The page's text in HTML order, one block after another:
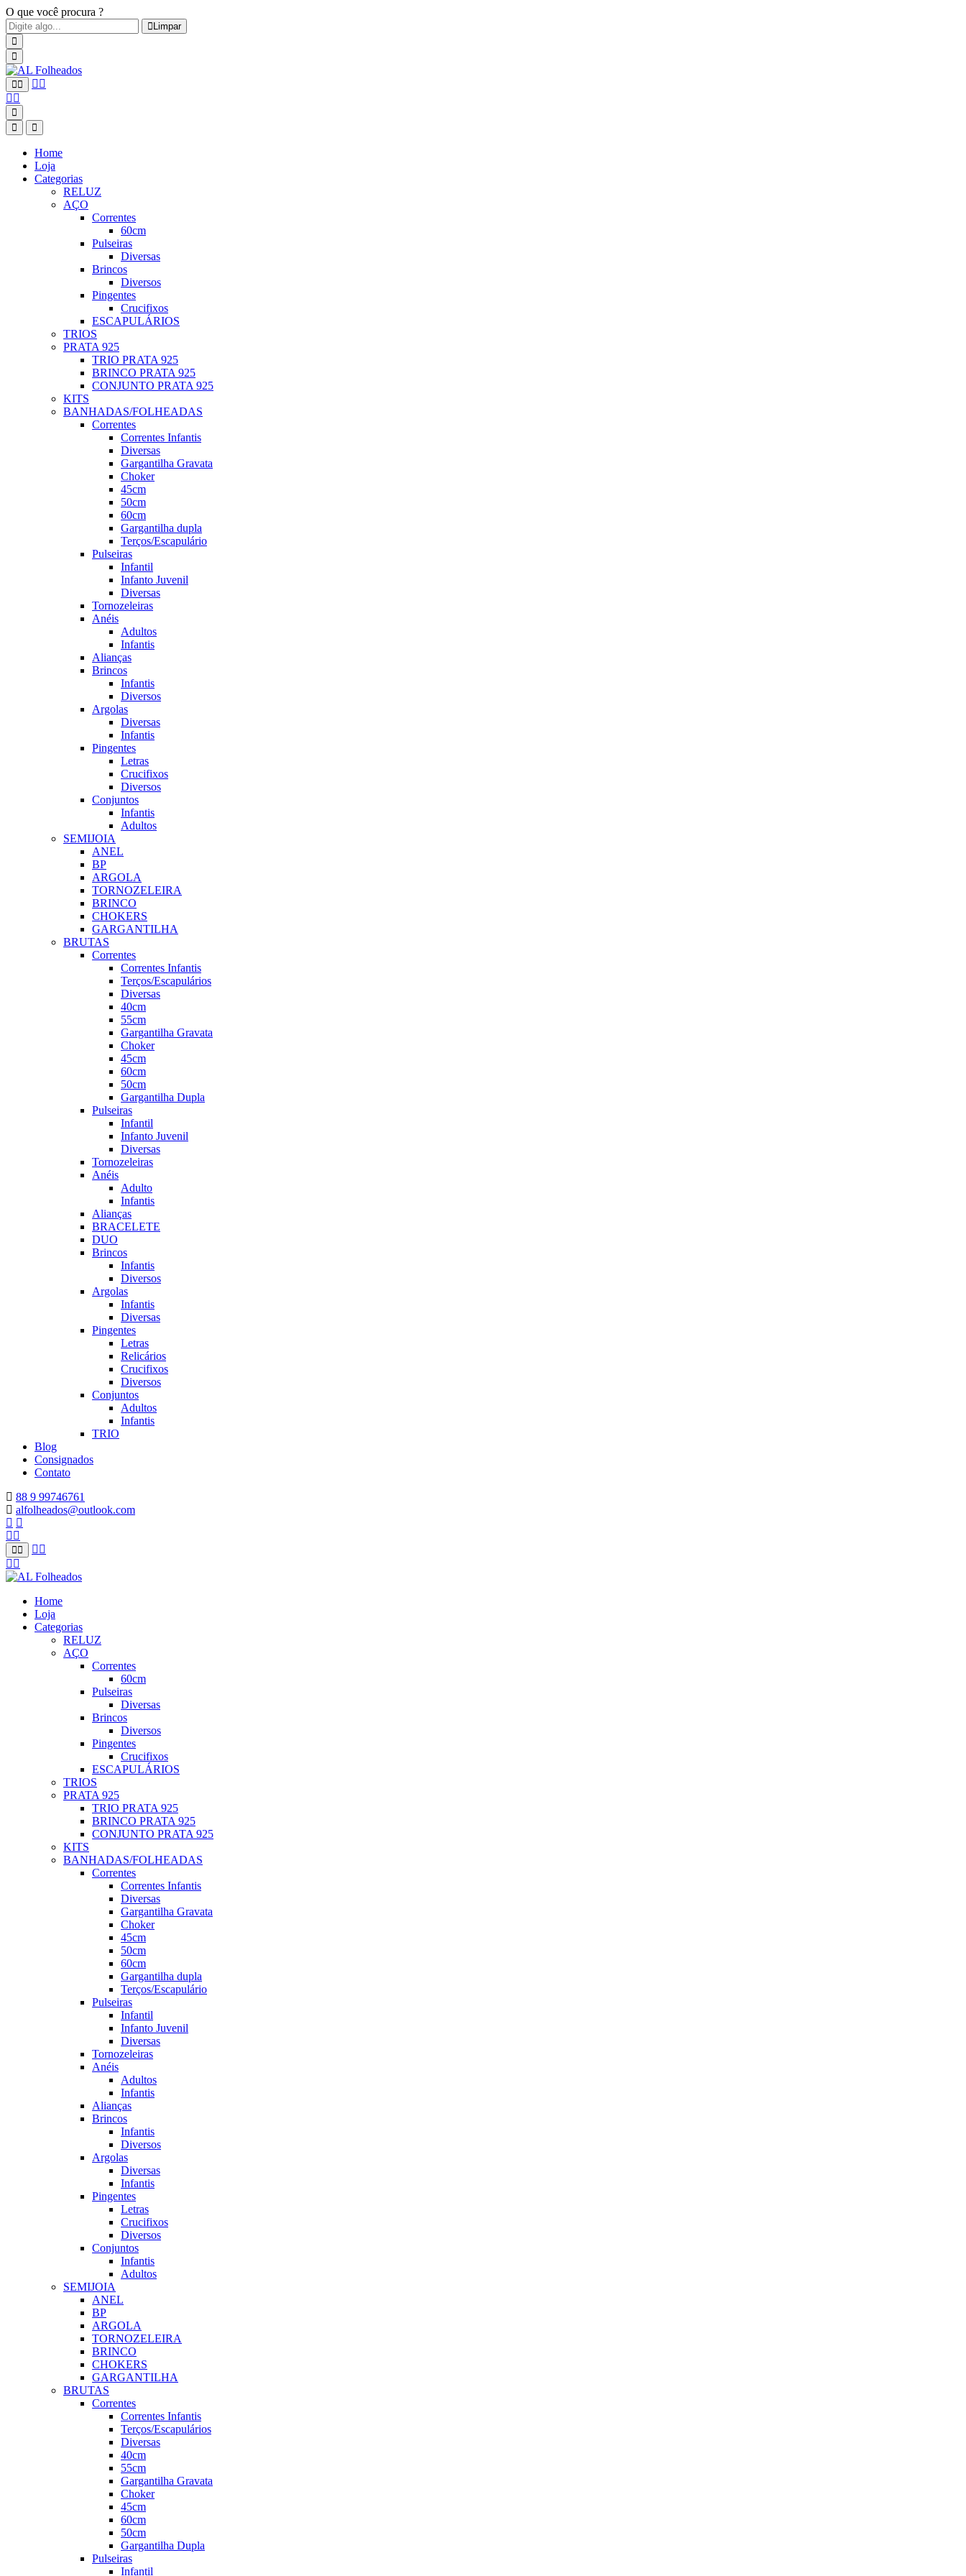
O que você procura ?
Limpar
Home
Loja
Categorias
RELUZ
AÇO
Correntes
60cm
Pulseiras
Diversas
Brincos
Diversos
Pingentes
Crucifixos
ESCAPULÁRIOS
TRIOS
PRATA 925
TRIO PRATA 925
BRINCO PRATA 925
CONJUNTO PRATA 925
KITS
BANHADAS/FOLHEADAS
Correntes
Correntes Infantis
Diversas
Gargantilha Gravata
Choker
45cm
50cm
60cm
Gargantilha dupla
Terços/Escapulário
Pulseiras
Infantil
Infanto Juvenil
Diversas
Tornozeleiras
Anéis
Adultos
Infantis
Alianças
Brincos
Infantis
Diversos
Argolas
Diversas
Infantis
Pingentes
Letras
Crucifixos
Diversos
Conjuntos
Infantis
Adultos
SEMIJOIA
ANEL
BP
ARGOLA
TORNOZELEIRA
BRINCO
CHOKERS
GARGANTILHA
BRUTAS
Correntes
Correntes Infantis
Terços/Escapulários
Diversas
40cm
55cm
Gargantilha Gravata
Choker
45cm
60cm
50cm
Gargantilha Dupla
Pulseiras
Infantil
Infanto Juvenil
Diversas
Tornozeleiras
Anéis
Adulto
Infantis
Alianças
BRACELETE
DUO
Brincos
Infantis
Diversos
Argolas
Infantis
Diversas
Pingentes
Letras
Relicários
Crucifixos
Diversos
Conjuntos
Adultos
Infantis
TRIO
Blog
Consignados
Contato
88 9 99746761
alfolheados@outlook.com
Home
Loja
Categorias
RELUZ
AÇO
Correntes
60cm
Pulseiras
Diversas
Brincos
Diversos
Pingentes
Crucifixos
ESCAPULÁRIOS
TRIOS
PRATA 925
TRIO PRATA 925
BRINCO PRATA 925
CONJUNTO PRATA 925
KITS
BANHADAS/FOLHEADAS
Correntes
Correntes Infantis
Diversas
Gargantilha Gravata
Choker
45cm
50cm
60cm
Gargantilha dupla
Terços/Escapulário
Pulseiras
Infantil
Infanto Juvenil
Diversas
Tornozeleiras
Anéis
Adultos
Infantis
Alianças
Brincos
Infantis
Diversos
Argolas
Diversas
Infantis
Pingentes
Letras
Crucifixos
Diversos
Conjuntos
Infantis
Adultos
SEMIJOIA
ANEL
BP
ARGOLA
TORNOZELEIRA
BRINCO
CHOKERS
GARGANTILHA
BRUTAS
Correntes
Correntes Infantis
Terços/Escapulários
Diversas
40cm
55cm
Gargantilha Gravata
Choker
45cm
60cm
50cm
Gargantilha Dupla
Pulseiras
Infantil